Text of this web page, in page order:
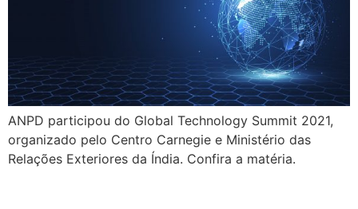
ANPD participou do Global Technology Summit 2021,
organizado pelo Centro Carnegie e Ministério das
Relações Exteriores da Índia. Confira a matéria.